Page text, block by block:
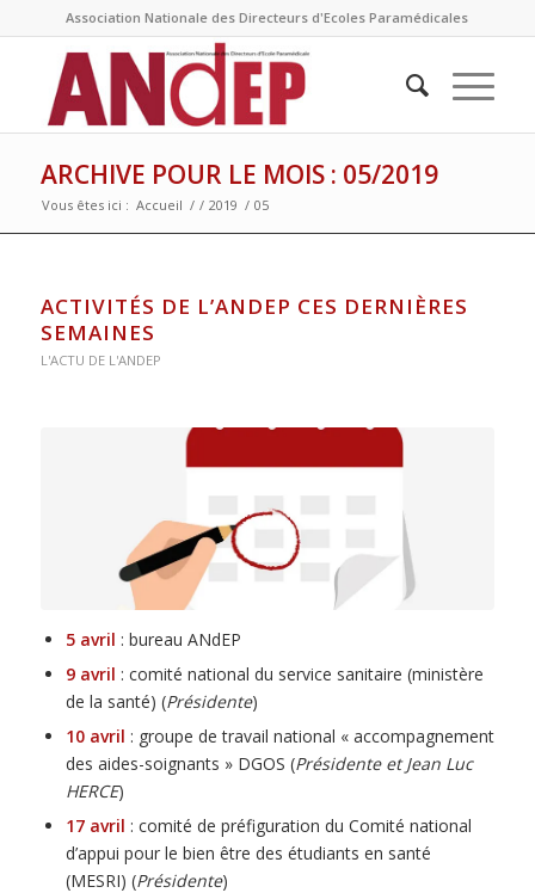
Association Nationale des Directeurs d'Ecoles Paramédicales
ARCHIVE POUR LE MOIS : 05/2019
Vous êtes ici : Accueil / / 2019 / 05
ACTIVITÉS DE L’ANDEP CES DERNIÈRES
SEMAINES
L'ACTU DE L'ANDEP
5 avril : bureau ANdEP
9 avril : comité national du service sanitaire (ministère
de la santé) (Présidente)
10 avril : groupe de travail national « accompagnement
des aides-soignants » DGOS (Présidente et Jean Luc
HERCE)
17 avril : comité de préfiguration du Comité national
d’appui pour le bien être des étudiants en santé
(MESRI) (Présidente)